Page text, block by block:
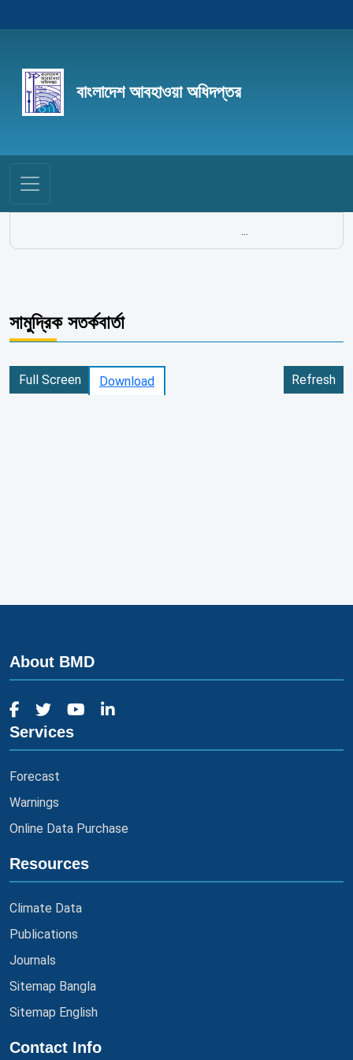
বাংলাদেশ আবহাওয়া অধিদপ্তর
...
সামুদ্রিক সতর্কবার্তা
Download Refresh
Full Screen
About BMD
Services
Forecast
Warnings
Online Data Purchase
Resources
Climate Data
Publications
Journals
Sitemap Bangla
Sitemap English
Contact Info